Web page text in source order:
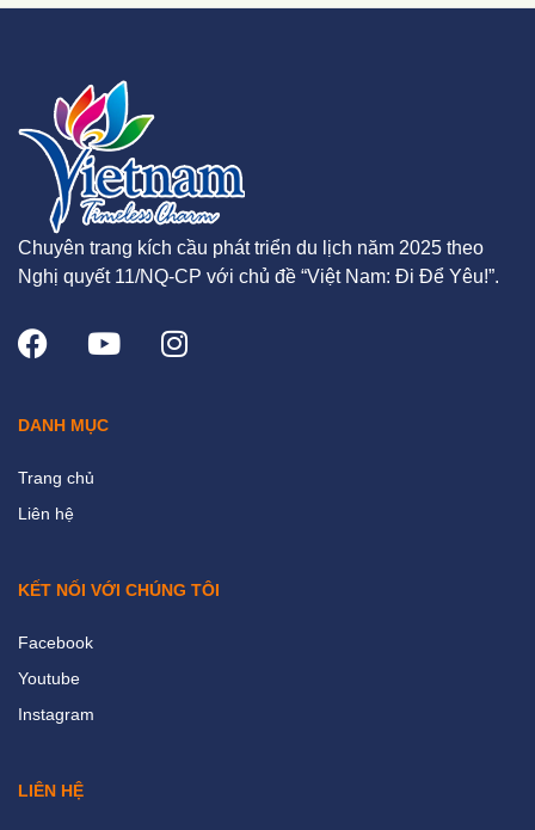
Chuyên trang kích cầu phát triển du lịch năm 2025 theo
Nghị quyết 11/NQ-CP với chủ đề “Việt Nam: Đi Để Yêu!”.
DANH MỤC
Trang chủ
Liên hệ
KẾT NỐI VỚI CHÚNG TÔI
Facebook
Youtube
Instagram
LIÊN HỆ